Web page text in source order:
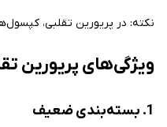
نکته: در پریورین تقلبی،
ویژگی‌های پریورین
1. بسته‌بندی ضعیف